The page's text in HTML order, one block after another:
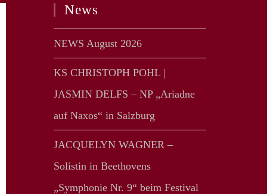
News
NEWS August 2026
KS CHRISTOPH POHL |
JASMIN DELFS – NP „Ariadne
auf Naxos“ in Salzburg
JACQUELYN WAGNER –
Solistin in Beethovens
„Symphonie Nr. 9“ beim Festival